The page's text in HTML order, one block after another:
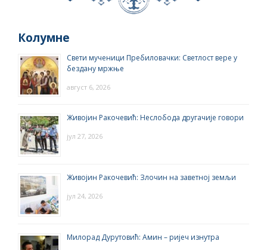
Колумне
Свети мученици Пребиловачки: Светлост вере у
бездану мржње
август 6, 2026
Живојин Ракочевић: Неслобода другачије говори
јул 27, 2026
Живојин Ракочевић: Злочин на заветној земљи
јул 24, 2026
Милорад Дурутовић: Амин – ријеч изнутра